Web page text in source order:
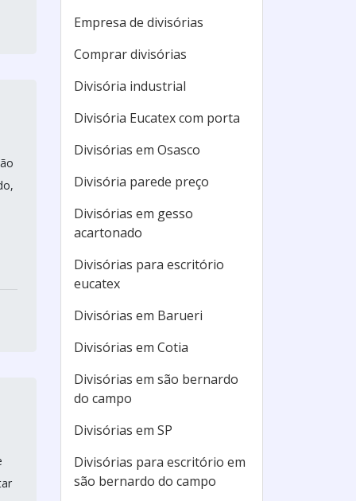
Empresa de divisórias
Comprar divisórias
Divisória industrial
Divisória Eucatex com porta
Divisórias em Osasco
Divisória parede preço
Divisórias em gesso
acartonado
Divisórias para escritório
eucatex
Divisórias em Barueri
Divisórias em Cotia
Divisórias em são bernardo
do campo
Divisórias em SP
Divisórias para escritório em
são bernardo do campo